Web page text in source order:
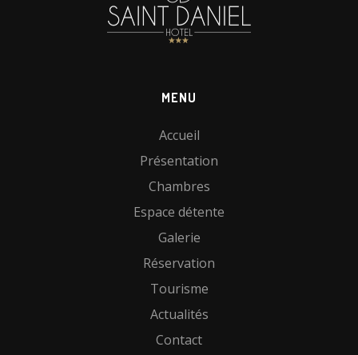
MENU
Accueil
Présentation
Chambres
Espace détente
Galerie
Réservation
Tourisme
Actualités
Contact